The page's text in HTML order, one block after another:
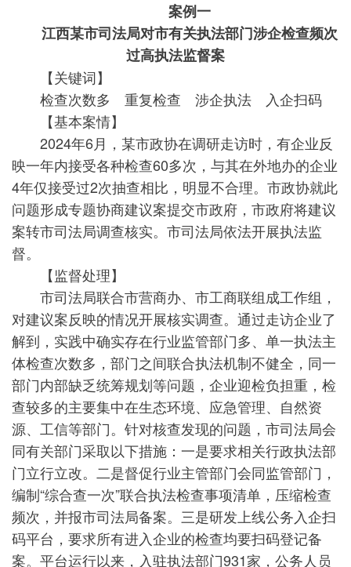
案例一
江西某市司法局对市有关执法部门涉企检查频次
过高执法监督案
【关键词】
检查次数多 重复检查 涉企执法 入企扫码
【基本案情】
2024年6月，某市政协在调研走访时，有企业反
映一年内接受各种检查60多次，与其在外地办的企业
4年仅接受过2次抽查相比，明显不合理。市政协就此
问题形成专题协商建议案提交市政府，市政府将建议
案转市司法局调查核实。市司法局依法开展执法监
督。
【监督处理】
市司法局联合市营商办、市工商联组成工作组，
对建议案反映的情况开展核实调查。通过走访企业了
解到，实践中确实存在行业监管部门多、单一执法主
体检查次数多，部门之间联合执法机制不健全，同一
部门内部缺乏统筹规划等问题，企业迎检负担重，检
查较多的主要集中在生态环境、应急管理、自然资
源、工信等部门。针对核查发现的问题，市司法局会
同有关部门采取以下措施：一是要求相关行政执法部
门立行立改。二是督促行业主管部门会同监管部门，
编制“综合查一次”联合执法检查事项清单，压缩检查
频次，并报市司法局备案。三是研发上线公务入企扫
码平台，要求所有进入企业的检查均要扫码登记备
案。平台运行以来，入驻执法部门931家，公务人员